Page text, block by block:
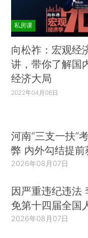
私房课
向松祚：宏观经
讲，带你了解国
经济大局
2022年04月06日
河南“三支一扶”
弊 内外勾结提前
2026年08月07日
因严重违纪违法
免第十四届全国
2026年08月07日